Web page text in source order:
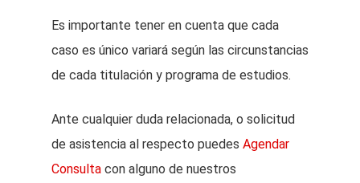
Es importante tener en cuenta que cada
caso es único variará según las circunstancias
de cada titulación y programa de estudios.
Ante cualquier duda relacionada, o solicitud
de asistencia al respecto puedes Agendar
Consulta con alguno de nuestros